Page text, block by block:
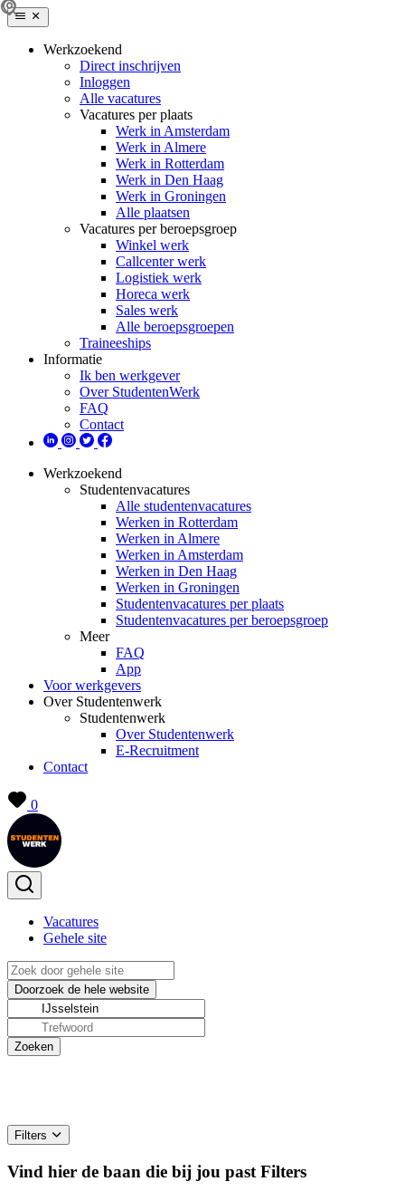
Werkzoekend
Direct inschrijven
Inloggen
Alle vacatures
Vacatures per plaats
Werk in Amsterdam
Werk in Almere
Werk in Rotterdam
Werk in Den Haag
Werk in Groningen
Alle plaatsen
Vacatures per beroepsgroep
Winkel werk
Callcenter werk
Logistiek werk
Horeca werk
Sales werk
Alle beroepsgroepen
Traineeships
Informatie
Ik ben werkgever
Over StudentenWerk
FAQ
Contact
Werkzoekend
Studentenvacatures
Alle studentenvacatures
Werken in Rotterdam
Werken in Almere
Werken in Amsterdam
Werken in Den Haag
Werken in Groningen
Studentenvacatures per plaats
Studentenvacatures per beroepsgroep
Meer
FAQ
App
Voor werkgevers
Over Studentenwerk
Studentenwerk
Over Studentenwerk
E-Recruitment
Contact
0
Vacatures
Gehele site
Filters
Vind hier de baan die bij jou past Filters